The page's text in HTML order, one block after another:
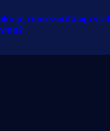
je reprezentacija